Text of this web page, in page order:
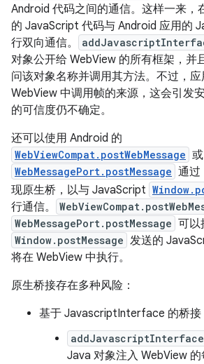
Android 代码之间的通信。这样一来，
的 JavaScript 代码与 Android 应用的
行双向通信。
对象公开给 WebView 的所有框架，并
问该对象名称并调用其方法。不过，
WebView 中调用帧的来源，这会引发
的可信度仍不确定。
还可以使用 Android 的
WebViewCompat.postWebMessage 或
WebMessagePort.postMessage 通过
现原生桥，以与 JavaScript
行通信。
WebMessagePort.postMessage 可以
Window.postMessage 发送的
将在 WebView 中执行。
原生桥接存在多种风险：
基于 JavascriptInterface 的桥接
addJavascriptInterface
Java 对象注入 WebView